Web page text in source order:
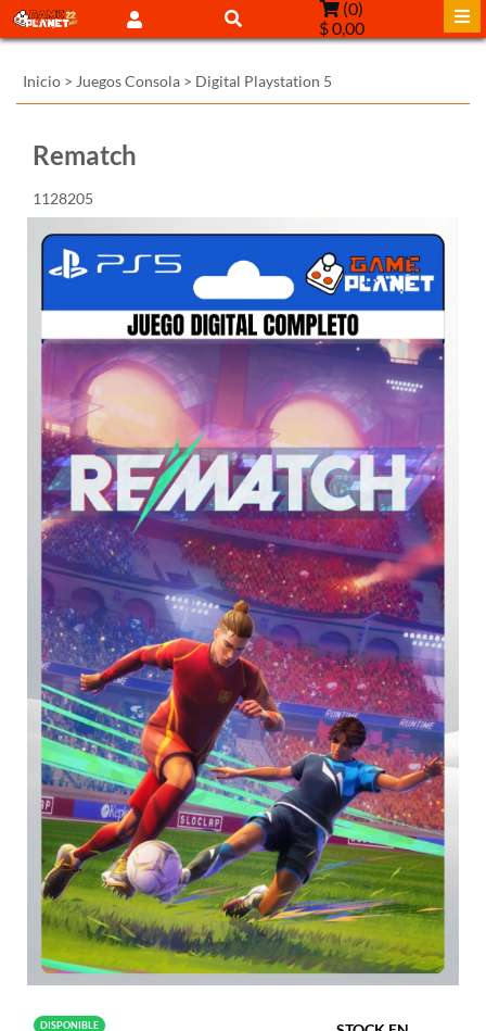
(0)
$ 0,00
Inicio > Juegos Consola > Digital Playstation 5
Rematch
1128205
DISPONIBLE